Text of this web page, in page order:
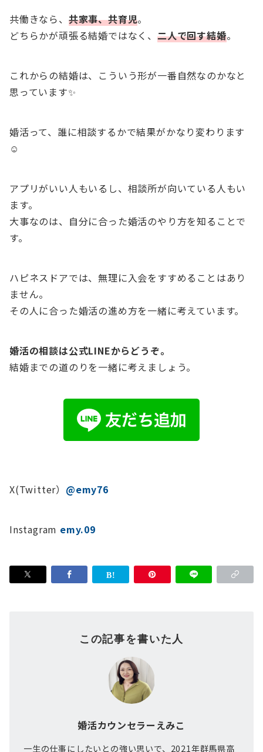
共働きなら、 共家事、共育児。
どちらかが頑張る結婚ではなく、二人で回す結婚。
これからの結婚は、こういう形が一番自然なのかなと
思っています✨
婚活って、誰に相談するかで結果がかなり変わります
☺
アプリがいい人もいるし、相談所が向いている人もい
ます。
大事なのは、自分に合った婚活のやり方を知ることで
す。
ハピネスドアでは、無理に入会をすすめることはあり
ません。
その人に合った婚活の進め方を一緒に考えています。
婚活の相談は公式LINEからどうぞ。
結婚までの道のりを一緒に考えましょう。
X(Twitter） @emy76
Instagram emy.09
この記事を書いた人
婚活カウンセラーえみこ
一生の仕事にしたいとの強い思いで、2021年群馬県高